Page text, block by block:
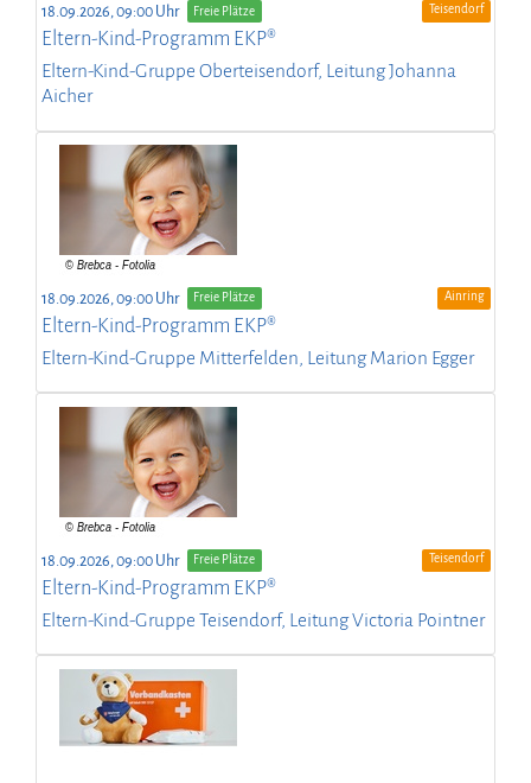
18.09.2026, 09:00 Uhr Freie Plätze Teisendorf
Eltern-Kind-Programm EKP®
Eltern-Kind-Gruppe Oberteisendorf, Leitung Johanna
Aicher
18.09.2026, 09:00 Uhr Freie Plätze Ainring
Eltern-Kind-Programm EKP®
Eltern-Kind-Gruppe Mitterfelden, Leitung Marion Egger
18.09.2026, 09:00 Uhr Freie Plätze Teisendorf
Eltern-Kind-Programm EKP®
Eltern-Kind-Gruppe Teisendorf, Leitung Victoria Pointner